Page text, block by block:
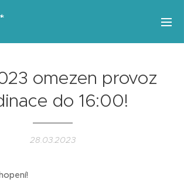
omezen provoz
do 16:00!
28.03.2023